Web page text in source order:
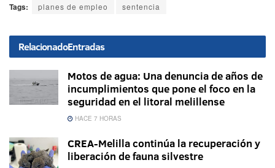
Tags: planes de empleo sentencia
RelacionadoEntradas
Motos de agua: Una denuncia de años de
incumplimientos que pone el foco en la
seguridad en el litoral melillense
HACE 7 HORAS
CREA-Melilla continúa la recuperación y
liberación de fauna silvestre